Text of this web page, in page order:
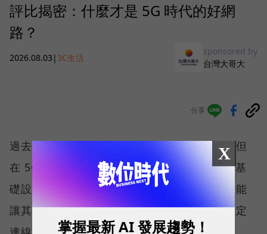
評比揭密：什麼才是 5G 時代的好網
路？
2026.08.03 | 3C生活
sponsored by
台灣大哥大
分享
過去，下載速度是評價電信服務的重要指標，但
在 5G 成為工作、娛樂、生活不可或缺的數位基
礎設施後，消費者發現，再快的網速，如果不能
讓其在人潮聚集、高速移動或室內空間維持穩定
X
掌握最新 AI 發展趨勢！